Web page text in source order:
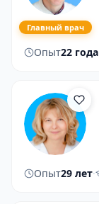
Главный врач
Опыт22 года
Опыт29 лет·